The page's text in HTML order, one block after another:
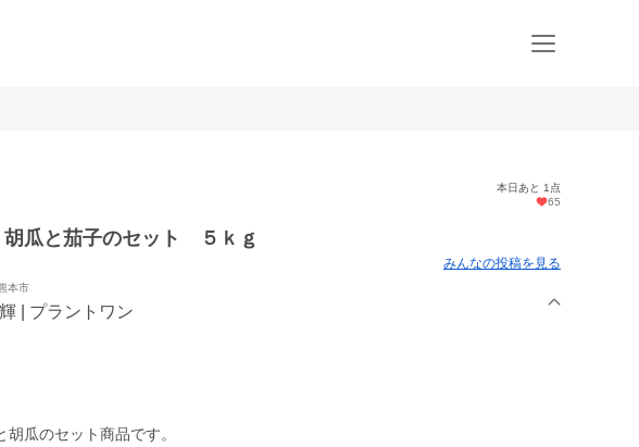
本日あと 1点
65
胡瓜と茄子のセット ５ｋｇ
みんなの投稿を見る
本市
| プラントワン
胡瓜のセット商品です。